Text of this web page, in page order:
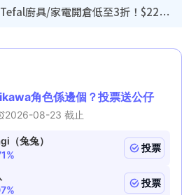
廚具開倉｜特福Tefal廚具/家電開倉低至3折！$220起買平底鍋/炒鑊/湯煲！電飯煲/吸塵機/燙斗$418起